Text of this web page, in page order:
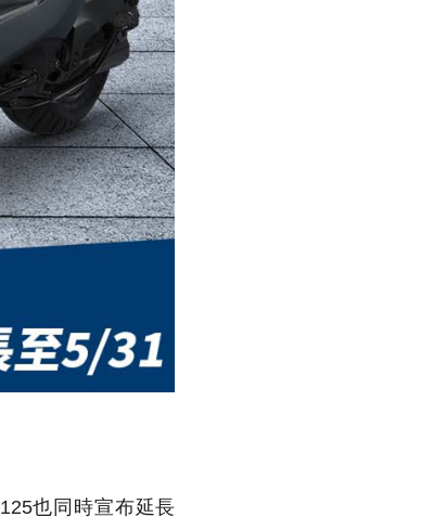
125也同時宣布延長